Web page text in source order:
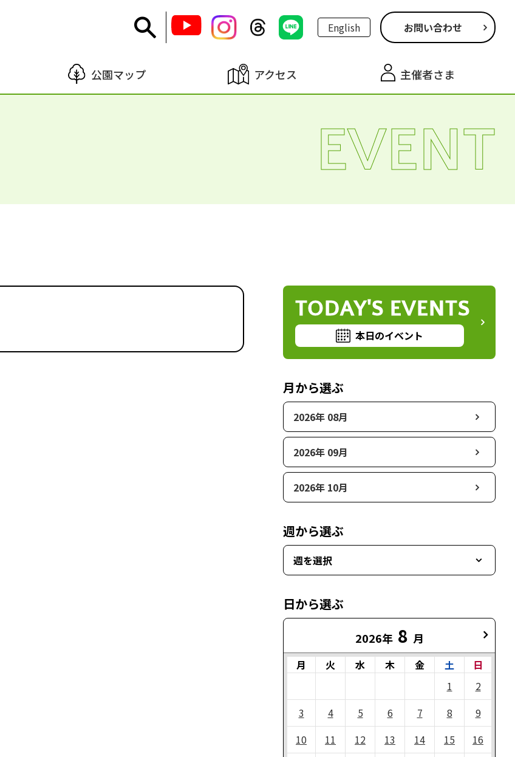
English お問い合わせ
公園マップ アクセス 主催者さま
EVENT
TODAY'S EVENTS
本日のイベント
月から選ぶ
2026年 08月
2026年 09月
2026年 10月
週から選ぶ
週を選択
日から選ぶ
2026年 8 月
月 火 水 木 金 土
日
1
2
3
4 5 6 7 8
9
10
11 12 13 14 15
16